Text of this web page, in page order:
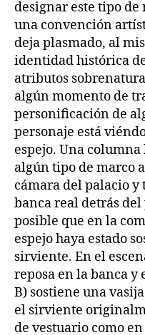
designar este tipo
una convención
deja plasmado, al
identidad histórica
atributos
algún momento de
personificación de
personaje está
espejo. Una
algún tipo de marco
cámara del palacio y
banca real detrás
posible que en la
espejo haya estado
sirviente. En el
reposa en la banca
B) sostiene una
el sirviente
de vestuario como